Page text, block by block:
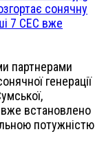
сонячну
7 СЕС вже
партнерами
генерації
вже встановлено
потужністю